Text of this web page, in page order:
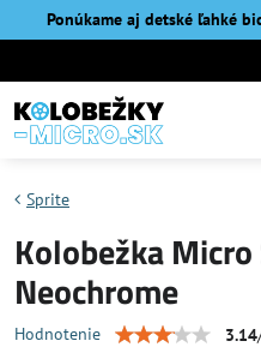
Ponúkame aj detské ľahké
Sprite
Kolobežka Micro
Neochrome
Hodnotenie 3.14